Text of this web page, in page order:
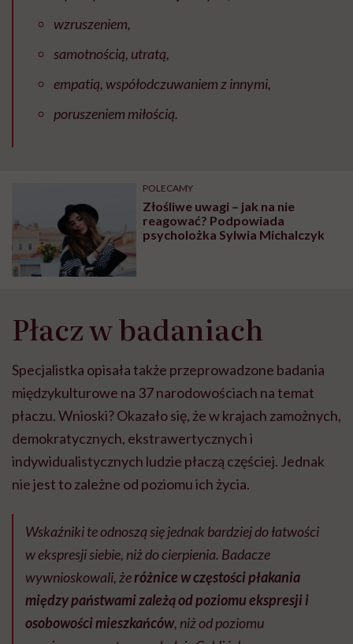
wzruszeniem,
samotnością, utratą,
empatią, współodczuwaniem z innymi,
poruszeniem miłością.
POLECAMY
Złośliwe uwagi – jak na nie
reagować? Podpowiada
psycholożka Sylwia Michalczyk
Płacz w badaniach
Specjalistka opisała także przeprowadzone badania
międzykulturowe na 37 narodowościach na temat
płaczu. Wnioski? Okazało się, że w krajach zamożnych,
demokratycznych, ekstrawertycznych i
indywidualistycznych ludzie płaczą częściej. Jednak
nie jest to zależne od poziomu ich życia.
Wskaźniki te odnoszą się jednak bardziej do łatwości
w ekspresji siebie, niż do cierpienia. Badacze
wywnioskowali, żeróżnice w częstości płakania
między państwami zależą od poziomu ekspresji i
osobowości mieszkańców, niż od poziomu